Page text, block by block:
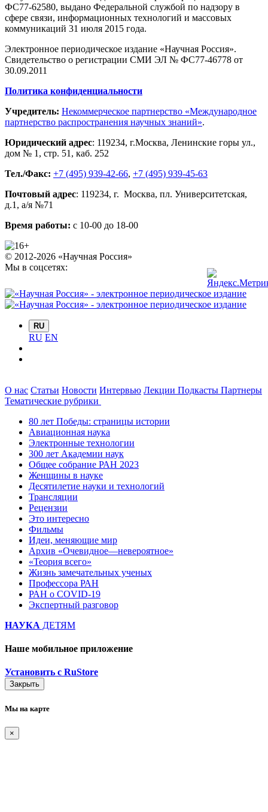
ФС77-62580, выдано Федеральной службой по надзору в
сфере связи, информационных технологий и массовых
коммуникаций 31 июля 2015 года.
Электронное периодическое издание «Научная Россия».
Свидетельство о регистрации СМИ ЭЛ № ФС77-46778 от
30.09.2011
Политика конфиденциальности
Учредитель: Некоммерческое партнерство «Международное
партнерство распространения научных знаний».
Юридический адрес: 119234, г.Москва, Ленинские горы ул.,
дом № 1, стр. 51 , каб. 252
Тел./Факс: +7 (495) 939-42-66, +7 (495) 939-45-63
Почтовый адрес: 119234, г. Москва, пл. Университетская,
д.1 , а/я №71
Время работы: с 10-00 до 18-00
© 2012-2026 «Научная Россия»
Мы в соцсетях:
RU
RU EN
О нас Статьи Новости Интервью Лекции Подкасты Партнеры
Тематические рубрики
80 лет Победы: страницы истории
Авиационная наука
Электронные технологии
300 лет Академии наук
Общее собрание РАН 2023
Женщины в науке
Десятилетие науки и технологий
Трансляции
Рецензии
Это интересно
Фильмы
Идеи, меняющие мир
Архив «Очевидное—невероятное»
«Теория всего»
Жизнь замечательных ученых
Профессора РАН
РАН о COVID-19
Экспертный разговор
НАУКА ДЕТЯМ
Наше мобильное приложение
Установить с RuStore
Закрыть
Мы на карте
×